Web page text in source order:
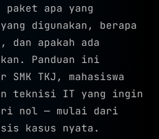
apa yang
digunakan, berapa
dan apakah ada
Panduan ini
TKJ, mahasiswa
teknisi IT yang ingin
nol — mulai dari
kasus nyata.